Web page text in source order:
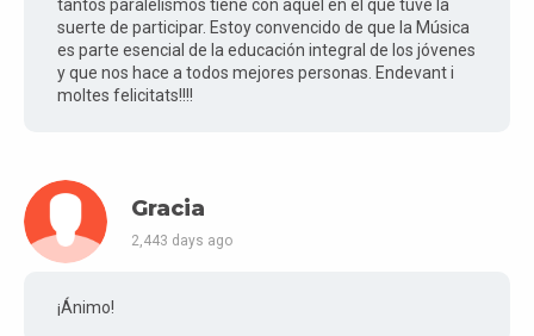
tantos paralelísmos tiene con aquel en el que tuve la
suerte de participar. Estoy convencido de que la Música
es parte esencial de la educación integral de los jóvenes
y que nos hace a todos mejores personas. Endevant i
moltes felicitats!!!!
Gracia
2,443 days ago
¡Ánimo!